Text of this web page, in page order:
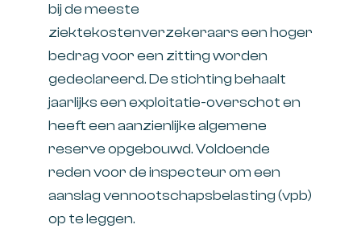
bij de meeste
ziektekostenverzekeraars een hoger
bedrag voor een zitting worden
gedeclareerd. De stichting behaalt
jaarlijks een exploitatie-overschot en
heeft een aanzienlijke algemene
reserve opgebouwd. Voldoende
reden voor de inspecteur om een
aanslag vennootschapsbelasting (vpb)
op te leggen.